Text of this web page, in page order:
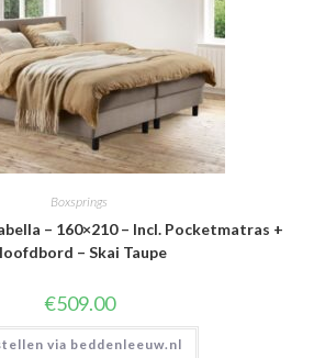
Boxsprings
– 160×210 – Incl. Pocketmatras +
– Skai Taupe
€509.00
via beddenleeuw.nl